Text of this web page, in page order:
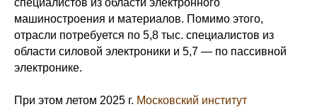
специалистов из области электронного
машиностроения и материалов. Помимо этого,
отрасли потребуется по 5,8 тыс. специалистов из
области силовой электроники и 5,7 — по пассивной
электронике.
При этом летом 2025 г. Московский институт